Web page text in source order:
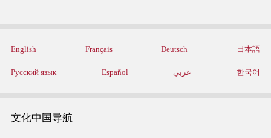
English Français Deutsch 日本語
Русский язык Español عربي 한국어
文化中国导航